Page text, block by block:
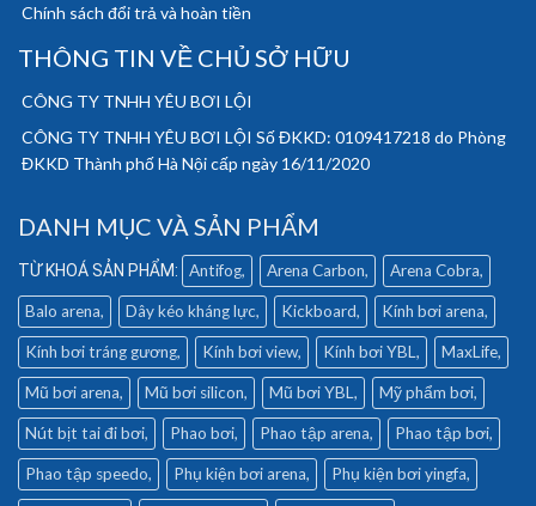
Chính sách đổi trả và hoàn tiền
THÔNG TIN VỀ CHỦ SỞ HỮU
CÔNG TY TNHH YÊU BƠI LỘI
CÔNG TY TNHH YÊU BƠI LỘI Số ĐKKD: 0109417218 do Phòng
ĐKKD Thành phố Hà Nội cấp ngày 16/11/2020
DANH MỤC VÀ SẢN PHẨM
Antifog Arena Carbon Arena Cobra
Balo arena Dây kéo kháng lực Kickboard Kính bơi arena
Kính bơi tráng gương Kính bơi view Kính bơi YBL MaxLife
Mũ bơi arena Mũ bơi silicon Mũ bơi YBL Mỹ phẩm bơi
Nút bịt tai đi bơi Phao bơi Phao tập arena Phao tập bơi
Phao tập speedo Phụ kiện bơi arena Phụ kiện bơi yingfa